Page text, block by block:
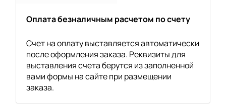
Оплата безналичным расчетом по счету
Счет на оплату выставляется автоматически
после оформления заказа. Реквизиты для
выставления счета берутся из заполненной
вами формы на сайте при размещении
заказа.